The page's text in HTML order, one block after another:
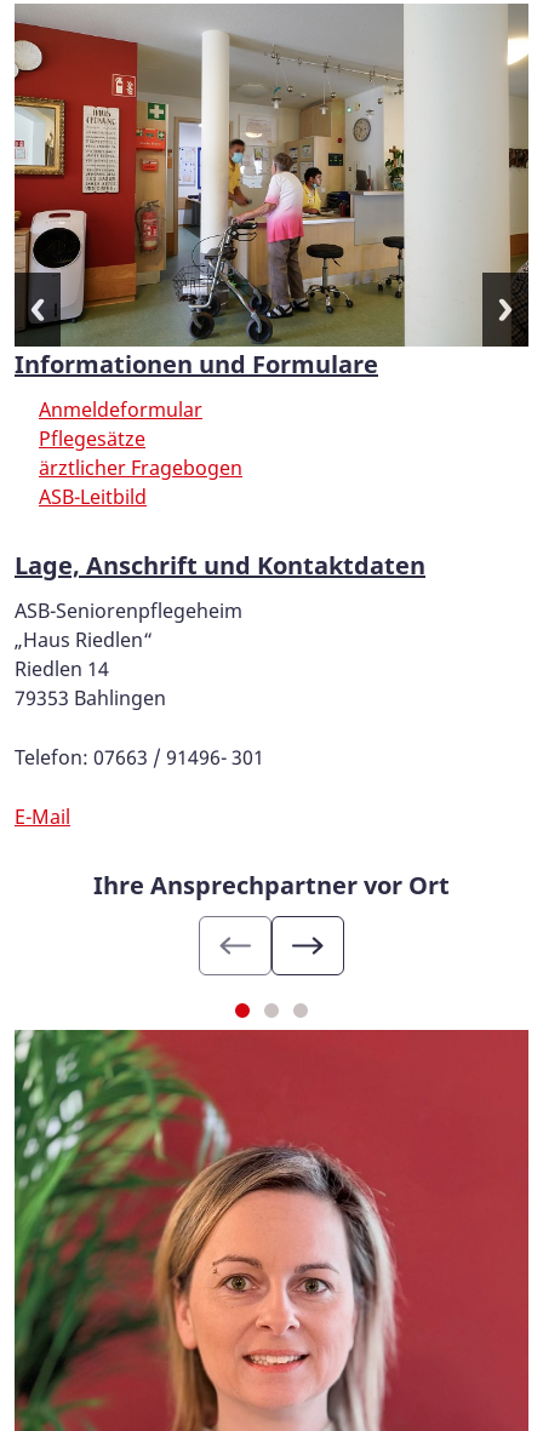
Informationen und Formulare
Anmeldeformular
Pflegesätze
ärztlicher Fragebogen
ASB-Leitbild
Lage, Anschrift und Kontaktdaten
ASB-Seniorenpflegeheim
„Haus Riedlen“
Riedlen 14
79353 Bahlingen
Telefon: 07663 / 91496- 301
E-Mail
Ihre Ansprechpartner vor Ort